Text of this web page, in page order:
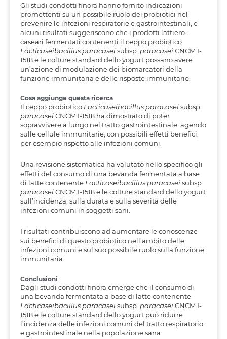
Gli studi condotti finora hanno fornito indicazioni
promettenti su un possibile ruolo dei probiotici nel
prevenire le infezioni respiratorie e gastrointestinali, e
alcuni risultati suggeriscono che i prodotti lattiero-
caseari fermentati contenenti il ceppo probiotico
Lacticaseibacillus paracaseisubsp. paracaseiCNCM I-
1518 e le colture standard dello yogurt possano avere
un’azione di modulazione dei biomarcatori della
funzione immunitaria e delle risposte immunitarie.
Cosa aggiunge questa ricerca
Il ceppo probiotico Lacticaseibacillus paracaseisubsp.
paracaseiCNCM I-1518 ha dimostrato di poter
sopravvivere a lungo nel tratto gastrointestinale, agendo
sulle cellule immunitarie, con possibili effetti benefici,
per esempio rispetto alle infezioni comuni.
Una revisione sistematica ha valutato nello specifico gli
effetti del consumo di una bevanda fermentata a base
di latte contenente Lacticaseibacillus paracaseisubsp.
paracaseiCNCM I-1518 e le colture standard dello yogurt
sull’incidenza, sulla durata e sulla severità delle
infezioni comuni in soggetti sani.
I risultati contribuiscono ad aumentare le conoscenze
sui benefici di questo probiotico nell’ambito delle
infezioni comuni e sul suo possibile ruolo sulla funzione
immunitaria.
Conclusioni
Dagli studi condotti finora emerge che il consumo di
una bevanda fermentata a base di latte contenente
Lacticaseibacillus paracaseisubsp. paracaseiCNCM I-
1518 e le colture standard dello yogurt può ridurre
l’incidenza delle infezioni comuni del tratto respiratorio
e gastrointestinale nella popolazione sana.